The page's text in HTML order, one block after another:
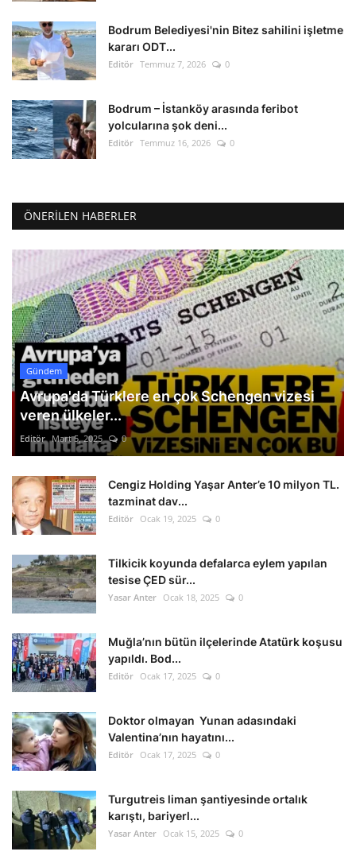
Bodrum Belediyesi'nin Bitez sahilini işletme
kararı ODT...
Editör Temmuz 7, 2026 0
Bodrum – İstanköy arasında feribot
yolcularına şok deni...
Editör Temmuz 16, 2026 0
ÖNERILEN HABERLER
Gündem
Avrupa'da Türklere en çok Schengen vizesi
veren ülkeler...
Editör Mart 5, 2025 0
Cengiz Holding Yaşar Anter’e 10 milyon TL.
tazminat dav...
Editör Ocak 19, 2025 0
Tilkicik koyunda defalarca eylem yapılan
tesise ÇED sür...
Yasar Anter Ocak 18, 2025 0
Muğla’nın bütün ilçelerinde Atatürk koşusu
yapıldı. Bod...
Editör Ocak 17, 2025 0
Doktor olmayan Yunan adasındaki
Valentina’nın hayatını...
Editör Ocak 17, 2025 0
Turgutreis liman şantiyesinde ortalık
karıştı, bariyerl...
Yasar Anter Ocak 15, 2025 0